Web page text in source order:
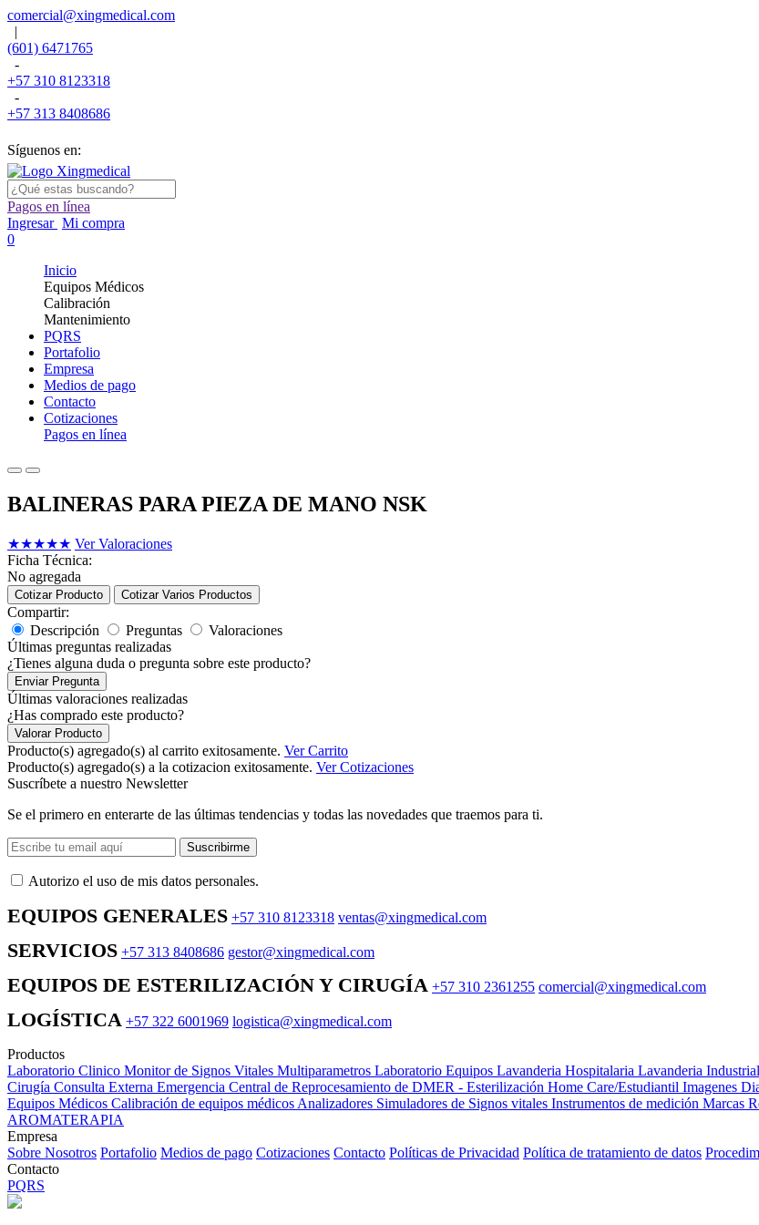
comercial@xingmedical.com
|
(601) 6471765
-
+57 310 8123318
-
+57 313 8408686
Síguenos en:
Pagos en línea
Ingresar Mi compra
0
Inicio
Equipos Médicos
Calibración
Mantenimiento
PQRS
Portafolio
Empresa
Medios de pago
Contacto
Cotizaciones
Pagos en línea
BALINERAS PARA PIEZA DE MANO NSK
★★★★★ Ver Valoraciones
Ficha Técnica:
No agregada
Cotizar Producto Cotizar Varios Productos
Compartir:
Descripción
Preguntas
Valoraciones
Últimas preguntas realizadas
¿Tienes alguna duda o pregunta sobre este producto?
Enviar Pregunta
Últimas valoraciones realizadas
¿Has comprado este producto?
Valorar Producto
Producto(s) agregado(s) al carrito exitosamente. Ver Carrito
Producto(s) agregado(s) a la cotizacion exitosamente. Ver Cotizaciones
Suscríbete a nuestro Newsletter
Se el primero en enterarte de las últimas tendencias y todas las novedades que traemos para ti.
Suscribirme
Autorizo ​​el uso de mis datos personales.
EQUIPOS GENERALES +57 310 8123318 ventas@xingmedical.com
SERVICIOS +57 313 8408686 gestor@xingmedical.com
EQUIPOS DE ESTERILIZACIÓN Y CIRUGÍA +57 310 2361255 comercial@xingmedical.com
LOGÍSTICA +57 322 6001969 logistica@xingmedical.com
Productos
Laboratorio Clinico Monitor de Signos Vitales Multiparametros Laboratorio Equipos Lavanderia Hospitalaria Lavanderia Industrial
Cirugía Consulta Externa Emergencia Central de Reprocesamiento de DMER - Esterilización Home Care/Estudiantil Imagenes
Equipos Médicos Calibración de equipos médicos Analizadores Simuladores de Signos vitales Instrumentos de medición Marcas
AROMATERAPIA
Empresa
Sobre Nosotros Portafolio Medios de pago Cotizaciones Contacto Políticas de Privacidad Política de tratamiento de datos
Contacto
PQRS